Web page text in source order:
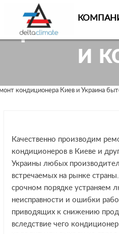
ремонт
и
кондиционера Киев и Украина
Качественно производим
кондиционеров в Киеве и
Украины любых
встречаемых на рынке
срочном порядке устраняем
неисправности и ошибки
приводящих к снижению
вследствие чего